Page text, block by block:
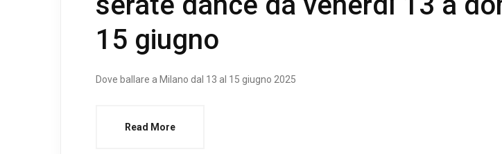
15 giugno
Dove ballare a Milano dal 13 al 15 giugno 2025
Read More